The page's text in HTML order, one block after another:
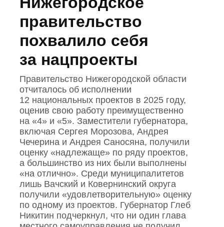
правительство
похвалило себя
за нацпроекты
Правительство Нижегородской области
отчиталось об исполнении
12 национальных проектов в 2025 году,
оценив свою работу преимущественно
на «4» и «5». Заместители губернатора,
включая Сергея Морозова, Андрея
Чечерина и Андрея Саносяна, получили
оценку «надлежаще» по ряду проектов,
а большинство из них были выполнены
«на отлично». Среди муниципалитетов
лишь Вачский и Ковернинский округа
получили «удовлетворительную» оценку
по одному из проектов. Губернатор Глеб
Никитин подчеркнул, что ни один глава